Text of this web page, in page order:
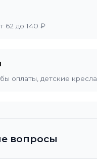
62 до 140 ₽
оплаты, детские кресла
вопросы